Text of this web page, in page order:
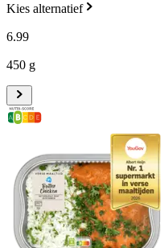
Kies alternatief
6.99
450 g